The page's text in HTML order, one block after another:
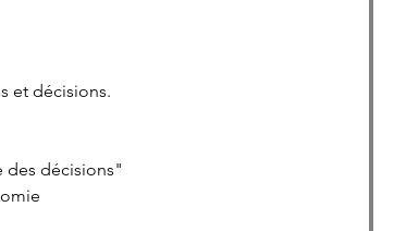
et décisions.
des décisions"